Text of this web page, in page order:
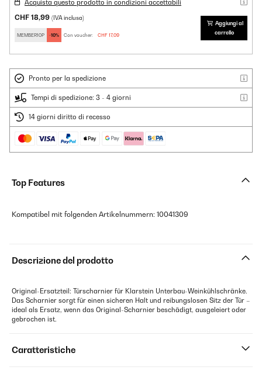
Acquista questo prodotto in condizioni accettabili
CHF 18,99 (IVA inclusa)
MEMBER10P -10% Con voucher: CHF 17,09
Aggiungi al
carrello
Pronto per la spedizione
Tempi di spedizione: 3 - 4 giorni
14 giorni diritto di recesso
Top Features
Kompatibel mit folgenden Artikelnummern: 10041309
Descrizione del prodotto
Original-Ersatzteil: Türscharnier für Klarstein Unterbau-Weinkühlschränke.
Das Scharnier sorgt für einen sicheren Halt und reibungslosen Sitz der Tür –
ideal als Ersatz, wenn das Original-Scharnier beschädigt, ausgeleiert oder
gebrochen ist.
Caratteristiche